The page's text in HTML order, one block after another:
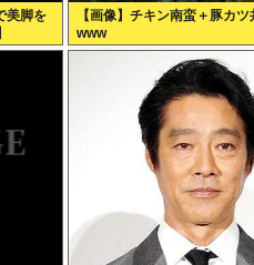
美脚を
【画像】チキン南蛮＋豚カ
www